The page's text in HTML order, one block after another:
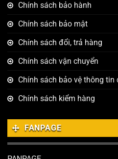
Chính sách bảo hành
Chính sách bảo mật
Chính sách đổi, trả hàng
Chính sách vận chuyển
Chính sách bảo vệ thông tin
Chính sách kiểm hàng
FANPAGE